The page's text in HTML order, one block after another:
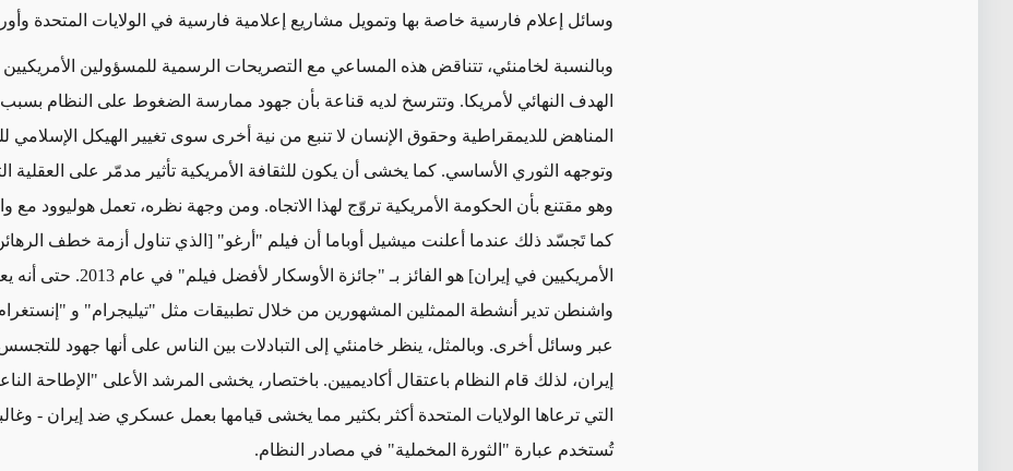
وسائل إعلام فارسية خاصة بها وتمويل مشاريع إعلامية فارسية في الولايات المتحدة
وبالنسبة لخامنئي، تتناقض هذه المساعي مع التصريحات الرسمية للمسؤولين
الهدف النهائي لأمريكا. وتترسخ لديه قناعة بأن جهود ممارسة الضغوط على النظام
المناهض للديمقراطية وحقوق الإنسان لا تنبع من نية أخرى سوى تغيير الهيكل الإسلامي
وتوجهه الثوري الأساسي. كما يخشى أن يكون للثقافة الأمريكية تأثير مدمّر على العقلية
وهو مقتنع بأن الحكومة الأمريكية تروّج لهذا الاتجاه. ومن وجهة نظره، تعمل هوليوود مع
كما تَجسّد ذلك عندما أعلنت ميشيل أوباما أن فيلم "أرغو" [الذي تناول أزمة خطف
الأمريكيين في إيران] هو الفائز بـ "جائزة الأوسكار
واشنطن تدير أنشطة الممثلين المشهورين من خلال تطبيقات مثل "تيليجرام" و
عبر وسائل أخرى. وبالمثل، ينظر خامنئي إلى التبادلات بين الناس على أنها جهود
إيران، لذلك قام النظام باعتقال أكاديميين. باختصار، يخشى المرشد الأعلى "الإطاحة
التي ترعاها الولايات المتحدة أكثر بكثير مما يخشى قيامها بعمل عسكري ضد إيران -
تُستخدم عبارة "الثورة المخملية" في مصادر النظام.